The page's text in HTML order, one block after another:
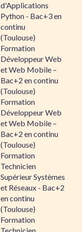
d'Applications
Python - Bac+3 en
continu
(Toulouse)
Formation
Développeur Web
et Web Mobile –
Bac+2 en continu
(Toulouse)
Formation
Développeur Web
et Web Mobile –
Bac+2 en continu
(Toulouse)
Formation
Technicien
Supérieur Systèmes
et Réseaux - Bac+2
en continu
(Toulouse)
Formation